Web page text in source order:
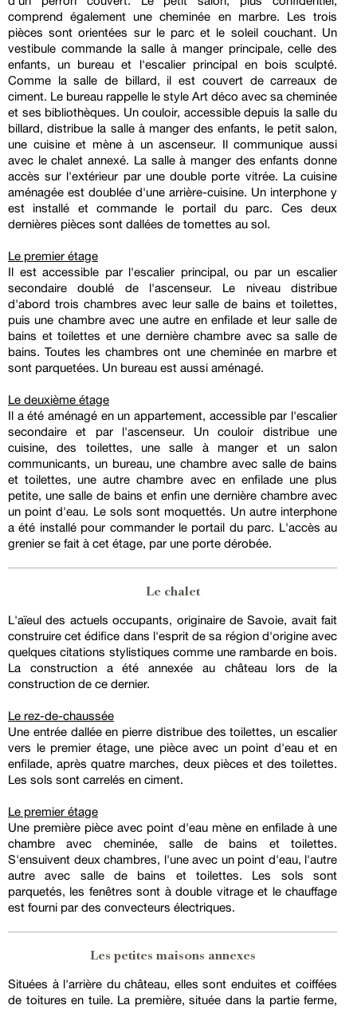
comprend également une cheminée en marbre. Les trois
pièces sont orientées sur le parc et le soleil couchant. Un
vestibule commande la salle à manger principale, celle des
enfants, un bureau et l'escalier principal en bois sculpté.
Comme la salle de billard, il est couvert de carreaux de
ciment. Le bureau rappelle le style Art déco avec sa cheminée
et ses bibliothèques. Un couloir, accessible depuis la salle du
billard, distribue la salle à manger des enfants, le petit salon,
une cuisine et mène à un ascenseur. Il communique aussi
avec le chalet annexé. La salle à manger des enfants donne
accès sur l'extérieur par une double porte vitrée. La cuisine
aménagée est doublée d'une arrière-cuisine. Un interphone y
est installé et commande le portail du parc. Ces deux
dernières pièces sont dallées de tomettes au sol.
Le premier étage
Il est accessible par l'escalier principal, ou par un escalier
secondaire doublé de l'ascenseur. Le niveau distribue
d'abord trois chambres avec leur salle de bains et toilettes,
puis une chambre avec une autre en enfilade et leur salle de
bains et toilettes et une dernière chambre avec sa salle de
bains. Toutes les chambres ont une cheminée en marbre et
sont parquetées. Un bureau est aussi aménagé.
Le deuxième étage
Il a été aménagé en un appartement, accessible par l'escalier
secondaire et par l'ascenseur. Un couloir distribue une
cuisine, des toilettes, une salle à manger et un salon
communicants, un bureau, une chambre avec salle de bains
et toilettes, une autre chambre avec en enfilade une plus
petite, une salle de bains et enfin une dernière chambre avec
un point d'eau. Le sols sont moquettés. Un autre interphone
a été installé pour commander le portail du parc. L'accès au
grenier se fait à cet étage, par une porte dérobée.
Le chalet
L'aïeul des actuels occupants, originaire de Savoie, avait fait
construire cet édifice dans l'esprit de sa région d'origine avec
quelques citations stylistiques comme une rambarde en bois.
La construction a été annexée au château lors de la
construction de ce dernier.
Le rez-de-chaussée
Une entrée dallée en pierre distribue des toilettes, un escalier
vers le premier étage, une pièce avec un point d'eau et en
enfilade, après quatre marches, deux pièces et des toilettes.
Les sols sont carrelés en ciment.
Le premier étage
Une première pièce avec point d'eau mène en enfilade à une
chambre avec cheminée, salle de bains et toilettes.
S'ensuivent deux chambres, l'une avec un point d'eau, l'autre
autre avec salle de bains et toilettes. Les sols sont
parquetés, les fenêtres sont à double vitrage et le chauffage
est fourni par des convecteurs électriques.
Les petites maisons annexes
Situées à l'arrière du château, elles sont enduites et coiffées
de toitures en tuile. La première, située dans la partie ferme,